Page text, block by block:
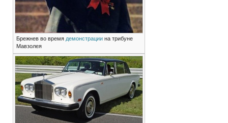
Брежнев во время демонстрациина трибуне
Мавзолея